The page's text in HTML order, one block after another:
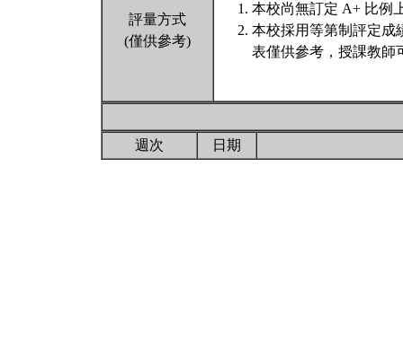
評量方式
(僅供參考)
本校尚無訂定 A+ 比例
本校採用等第制評定成
表僅供參考，授課教師
週次 日期